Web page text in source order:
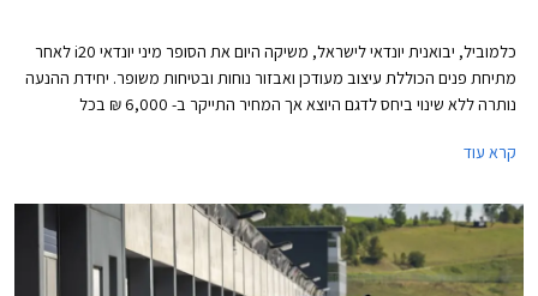
כלמוביל, יבואנית יונדאי לישראל, משיקה היום את הסופר מיני יונדאי i20 לאחר
מתיחת פנים הכוללת עיצוב מעודכן ואבזור נוחות ובטיחות משופר. יחידת ההנעה
נותרה ללא שינוי ביחס לדגם היוצא אך המחיר התייקר ב- 6,000 ₪ בכל
קרא עוד